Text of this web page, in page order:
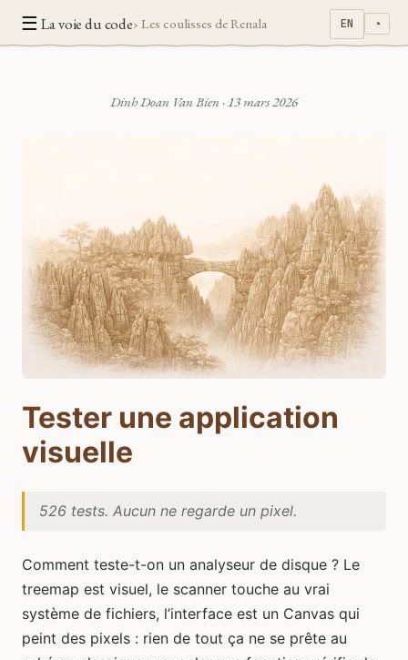
☰ La voie du code› Les coulisses de Renala EN ◔
Dinh Doan Van Bien ·13 mars 2026
Tester une application
visuelle
526 tests. Aucun ne regarde un pixel.
Comment teste-t-on un analyseur de disque ? Le
treemap est visuel, le scanner touche au vrai
système de fichiers, l’interface est un Canvas qui
peint des pixels : rien de tout ça ne se prête au